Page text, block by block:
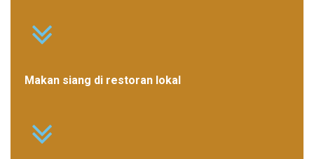
Makan siang di restoran lokal